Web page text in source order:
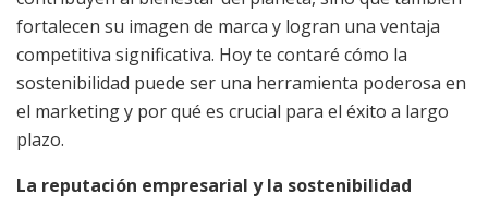
fortalecen su imagen de marca y logran una ventaja
competitiva significativa. Hoy te contaré cómo la
sostenibilidad puede ser una herramienta poderosa en
el marketing y por qué es crucial para el éxito a largo
plazo.
La reputación empresarial y la sostenibilidad